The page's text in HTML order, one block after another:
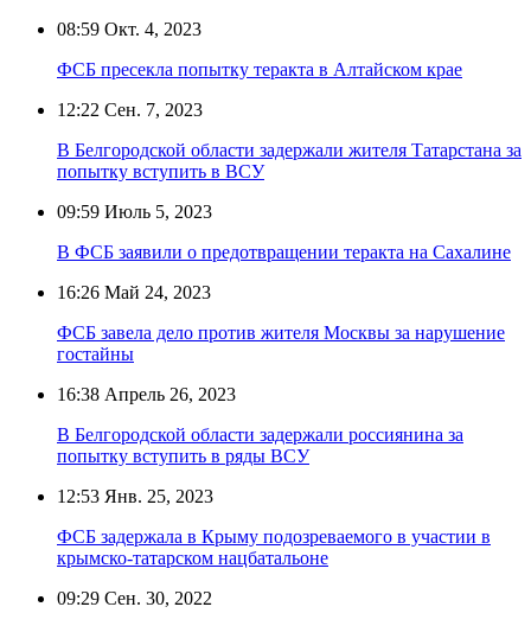
08:59 Окт. 4, 2023
ФСБ пресекла попытку теракта в Алтайском крае
12:22 Сен. 7, 2023
В Белгородской области задержали жителя Татарстана за
попытку вступить в ВСУ
09:59 Июль 5, 2023
В ФСБ заявили о предотвращении теракта на Сахалине
16:26 Май 24, 2023
ФСБ завела дело против жителя Москвы за нарушение
гостайны
16:38 Апрель 26, 2023
В Белгородской области задержали россиянина за
попытку вступить в ряды ВСУ
12:53 Янв. 25, 2023
ФСБ задержала в Крыму подозреваемого в участии в
крымско-татарском нацбатальоне
09:29 Сен. 30, 2022